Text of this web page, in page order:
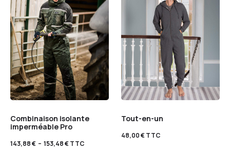
Combinaison isolante
imperméable Pro
143,88€ – 153,48€TTC
Tout-en-un
48,00€TTC